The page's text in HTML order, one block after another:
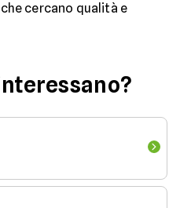
cercano qualità e